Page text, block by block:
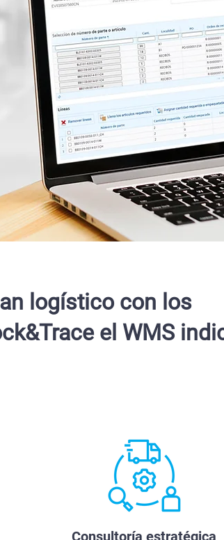
Consultoría estratégica
logístico con los
el WMS